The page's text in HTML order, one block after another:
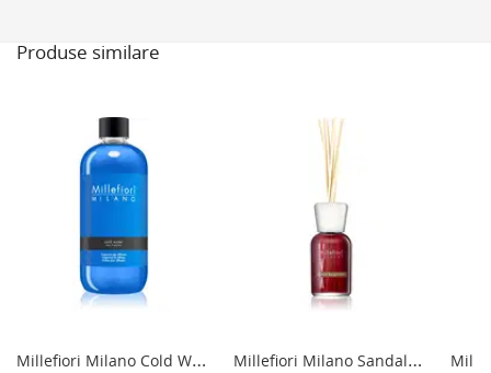
Produse similare
M
illefiori Milano Cold Water reumplere în aroma difuzoarelor 500 ml M
illefiori Milano Sandalo Bergamotto difuzor de aroma 500 ml